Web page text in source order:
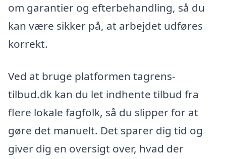
om garantier og efterbehandling, så du
kan være sikker på, at arbejdet udføres
korrekt.
Ved at bruge platformen tagrens-
tilbud.dk kan du let indhente tilbud fra
flere lokale fagfolk, så du slipper for at
gøre det manuelt. Det sparer dig tid og
giver dig en oversigt over, hvad der